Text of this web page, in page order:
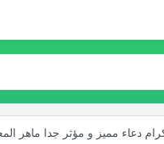
دعاء مميز و مؤثر جدا ماهر